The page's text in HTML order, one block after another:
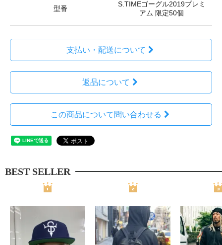
型番
S.TIMEゴーグル2019プレミ
アム 限定50個
支払い・配送について
返品について
この商品について問い合わせる
BEST SELLER